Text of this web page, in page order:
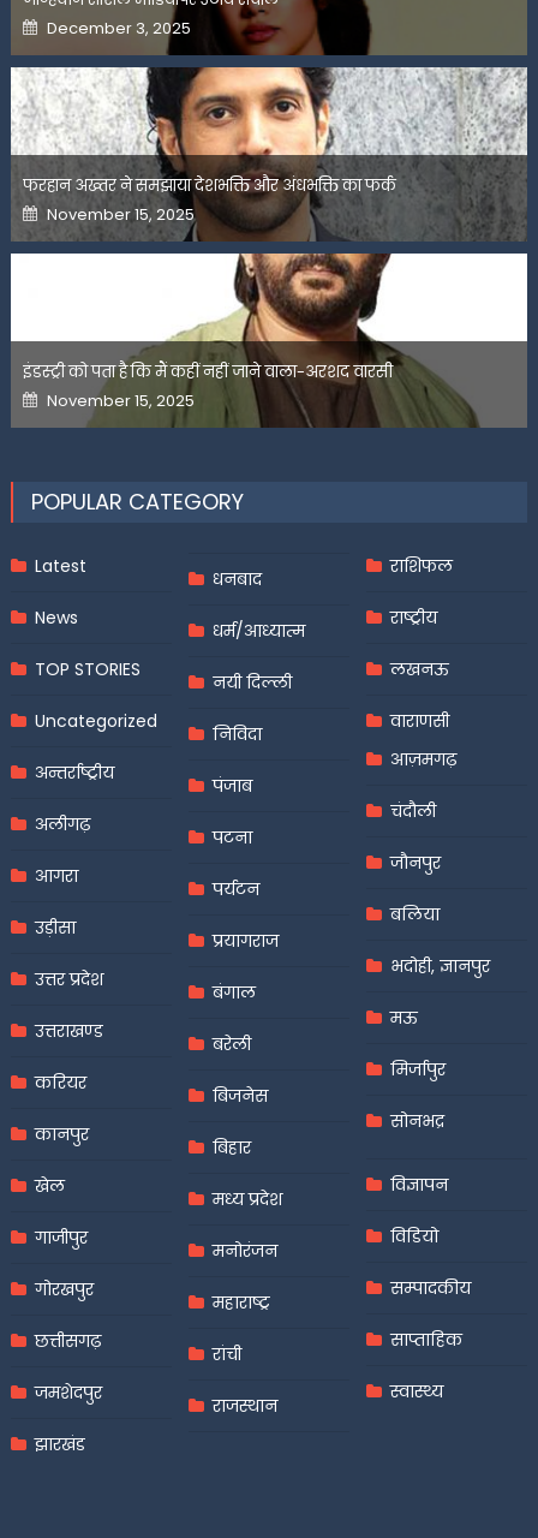
Posted
on
December 3, 2025
फरहान अख्तर ने समझाया देशभक्ति और अंधभक्ति का फर्क
Posted
on
November 15, 2025
इंडस्ट्री को पता है कि मैं कहीं नहीं जाने वाला-अरशद वारसी
Posted
on
November 15, 2025
POPULAR CATEGORY
Latest
News
TOP STORIES
Uncategorized
अन्तर्राष्ट्रीय
अलीगढ़
आगरा
उड़ीसा
उत्तर प्रदेश
उत्तराखण्ड
करियर
कानपुर
खेल
गाजीपुर
गोरखपुर
छत्तीसगढ़
जमशेदपुर
झारखंड
धनबाद
धर्म/आध्यात्म
नयी दिल्ली
निविदा
पंजाब
पटना
पर्यटन
प्रयागराज
बंगाल
बरेली
बिजनेस
बिहार
मध्य प्रदेश
मनोरंजन
महाराष्ट्र
रांची
राजस्थान
राशिफल
राष्ट्रीय
लखनऊ
वाराणसी
आज़मगढ़
चंदौली
जौनपुर
बलिया
भदोही, ज्ञानपुर
मऊ
मिर्जापुर
सोनभद्र
विज्ञापन
विडियो
सम्पादकीय
साप्ताहिक
स्वास्थ्य